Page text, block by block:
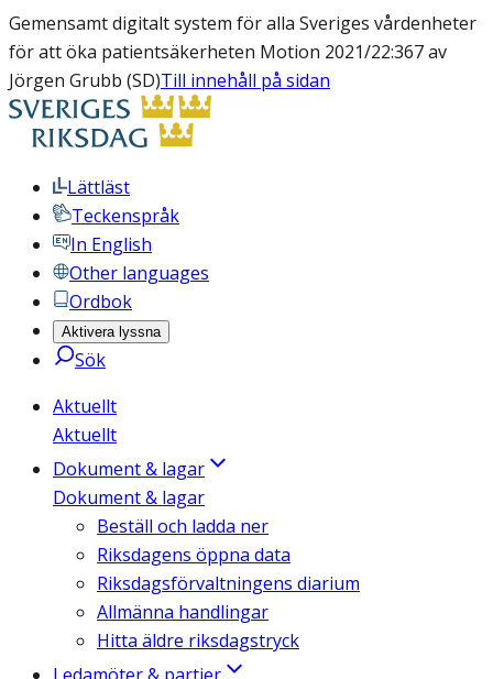
Gemensamt digitalt system för alla Sveriges vårdenheter
för att öka patientsäkerheten Motion 2021/22:367 av
Jörgen Grubb (SD)Till innehåll på sidan
Lättläst
Teckenspråk
In English
Other languages
Ordbok
Aktivera lyssna
Sök
Aktuellt
Aktuellt
Dokument & lagar
Dokument & lagar
Beställ och ladda ner
Riksdagens öppna data
Riksdagsförvaltningens diarium
Allmänna handlingar
Hitta äldre riksdagstryck